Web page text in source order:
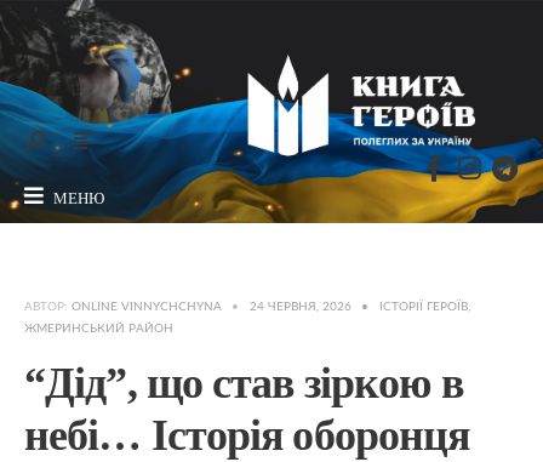
МЕНЮ
АВТОР: ONLINE VINNYCHCHYNA • 24 ЧЕРВНЯ, 2026 • ІСТОРІЇ ГЕРОЇВ,
ЖМЕРИНСЬКИЙ РАЙОН
“Дід”, що став зіркою в
небі… Історія оборонця